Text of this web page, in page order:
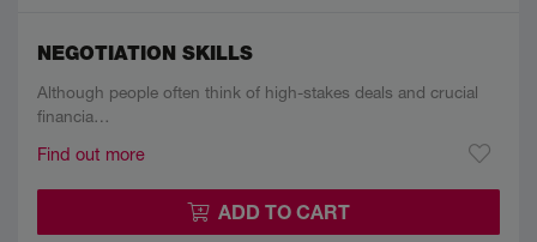
NEGOTIATION SKILLS
Although people often think of high-stakes deals and crucial
financia…
Find out more
ADD TO CART